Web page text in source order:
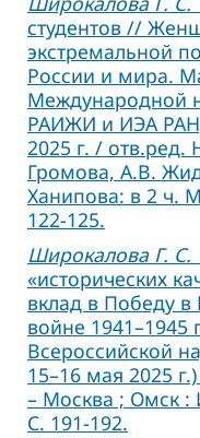
студентов //
экстремальной
России и мира.
Международной
РАИЖИ и ИЭА РАН,
2025 г. / отв.ред.
Громова, А.В.
Ханипова: в 2 ч.
122-125.
Широкалова Г. С.
«исторических
вклад в Победу в
войне 1941–1945
Всероссийской
15–16 мая 2025
– Москва ; Омск :
С. 191-192.